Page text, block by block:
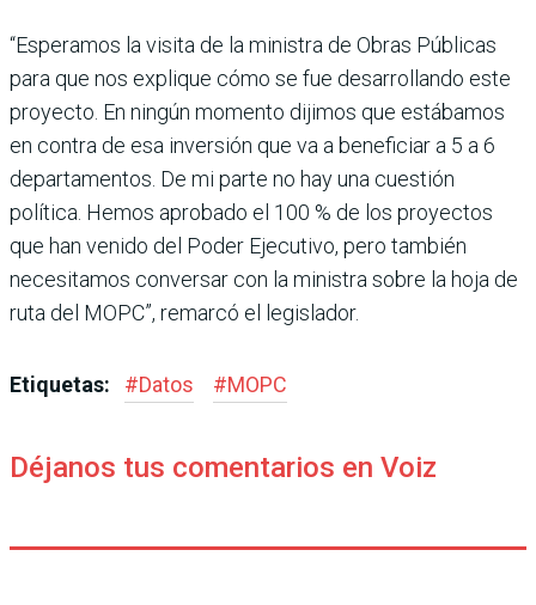
“Esperamos la visita de la ministra de Obras Públicas
para que nos explique cómo se fue desarrollando este
proyecto. En ningún momento dijimos que estábamos
en contra de esa inversión que va a beneficiar a 5 a 6
departamentos. De mi parte no hay una cuestión
política. Hemos aprobado el 100 % de los proyectos
que han venido del Poder Ejecutivo, pero también
necesitamos conversar con la ministra sobre la hoja de
ruta del MOPC”, remarcó el legislador.
Etiquetas: #Datos #MOPC
Déjanos tus comentarios en Voiz